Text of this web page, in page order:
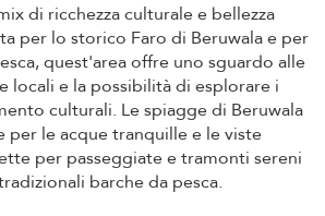
di ricchezza culturale e bellezza
per lo storico Faro di Beruwala e per
quest'area offre uno sguardo alle
locali e la possibilità di esplorare i
culturali. Le spiagge di Beruwala
per le acque tranquille e le viste
per passeggiate e tramonti sereni
barche da pesca.